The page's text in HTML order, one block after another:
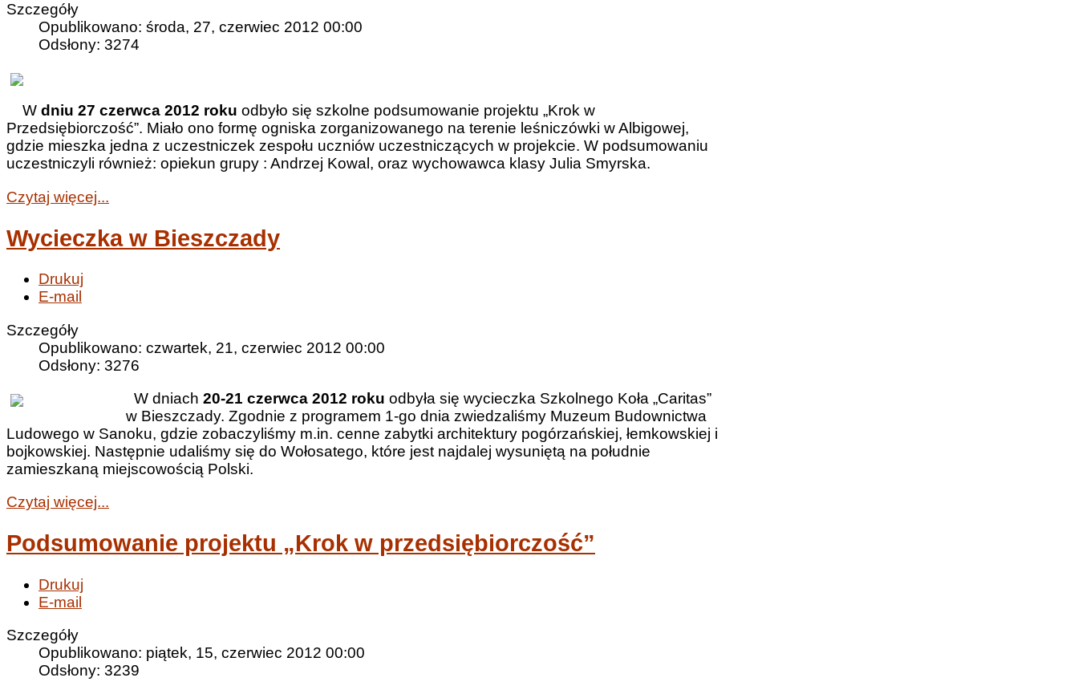
Szczegóły
Opublikowano: środa, 27, czerwiec 2012 00:00
Odsłony: 3274
W dniu 27 czerwca 2012 roku odbyło się szkolne podsumowanie projektu „Krok w
Przedsiębiorczość”. Miało ono formę ogniska zorganizowanego na terenie leśniczówki w Albigowej,
gdzie mieszka jedna z uczestniczek zespołu uczniów uczestniczących w projekcie. W podsumowaniu
uczestniczyli również: opiekun grupy : Andrzej Kowal, oraz wychowawca klasy Julia Smyrska.
Czytaj więcej...
Wycieczka w Bieszczady
Drukuj
E-mail
Szczegóły
Opublikowano: czwartek, 21, czerwiec 2012 00:00
Odsłony: 3276
W dniach 20-21 czerwca 2012 roku odbyła się wycieczka Szkolnego Koła „Caritas”
w Bieszczady. Zgodnie z programem 1-go dnia zwiedzaliśmy Muzeum Budownictwa
Ludowego w Sanoku, gdzie zobaczyliśmy m.in. cenne zabytki architektury pogórzańskiej, łemkowskiej i
bojkowskiej. Następnie udaliśmy się do Wołosatego, które jest najdalej wysuniętą na południe
zamieszkaną miejscowością Polski.
Czytaj więcej...
Podsumowanie projektu „Krok w przedsiębiorczość”
Drukuj
E-mail
Szczegóły
Opublikowano: piątek, 15, czerwiec 2012 00:00
Odsłony: 3239